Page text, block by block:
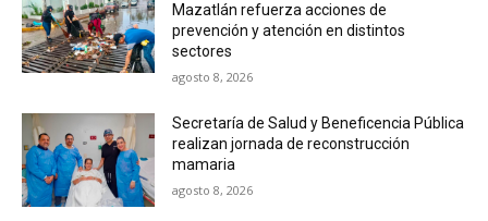
Mazatlán refuerza acciones de
prevención y atención en distintos
sectores
agosto 8, 2026
Secretaría de Salud y Beneficencia Pública
realizan jornada de reconstrucción
mamaria
agosto 8, 2026